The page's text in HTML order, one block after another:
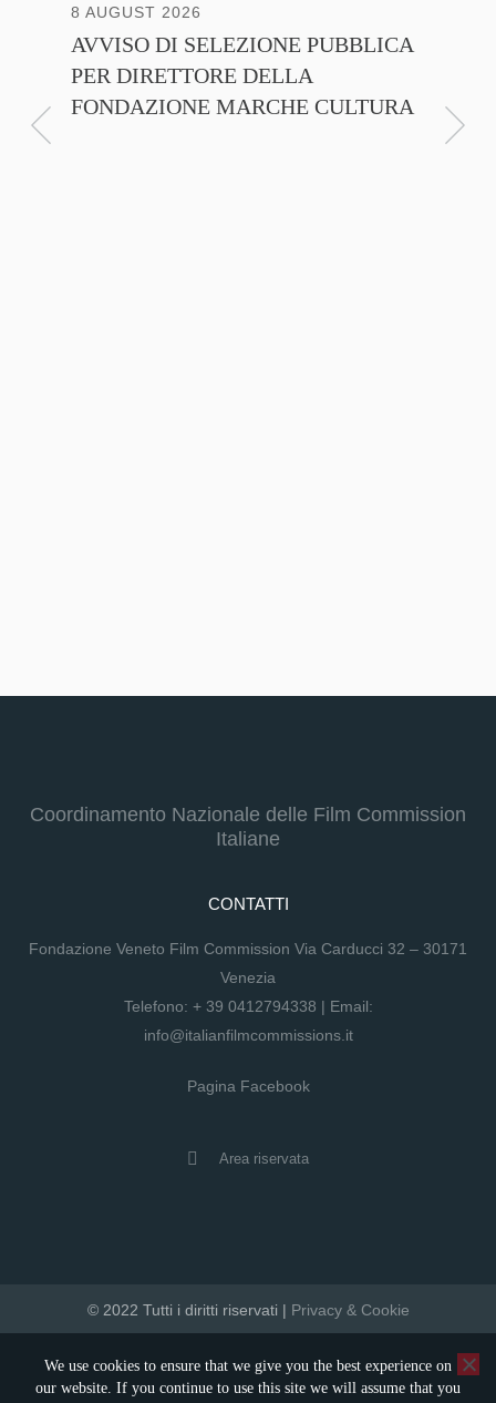
8 AUGUST 2026
AVVISO DI SELEZIONE PUBBLICA
PER DIRETTORE DELLA
FONDAZIONE MARCHE CULTURA
Coordinamento Nazionale delle Film Commission
Italiane
CONTATTI
Fondazione Veneto Film Commission Via Carducci 32 – 30171
Venezia
Telefono: + 39 0412794338 | Email:
info@italianfilmcommissions.it
Pagina Facebook
Area riservata
© 2022 Tutti i diritti riservati | Privacy & Cookie
We use cookies to ensure that we give you the best experience on
our website. If you continue to use this site we will assume that you